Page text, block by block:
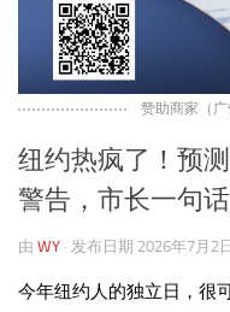
赞助商家（
纽约热疯了！预
警告，市长一句
由 WY · 发布日期 2026年7月2
今年纽约人的独立日，很